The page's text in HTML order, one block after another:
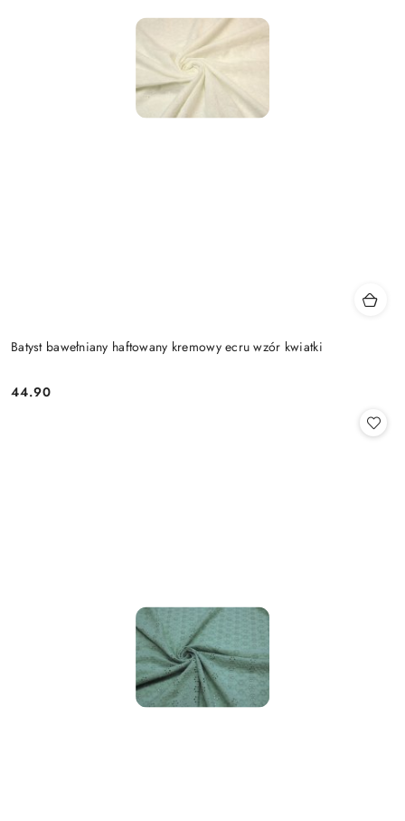
Batyst bawełniany haftowany kremowy ecru wzór kwiatki
Cena:
44.90